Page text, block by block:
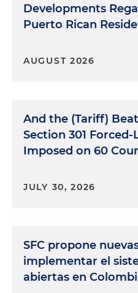
Developments
Puerto Rican
AUGUST 2026
And the (Tariff)
Section 301
Imposed on 60
JULY 30, 2026
SFC propone
implementar el
abiertas en